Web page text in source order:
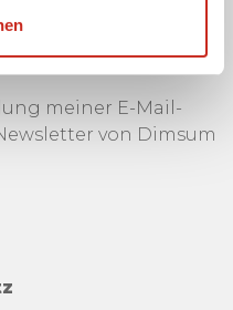
meiner E-Mail-
von Dimsum